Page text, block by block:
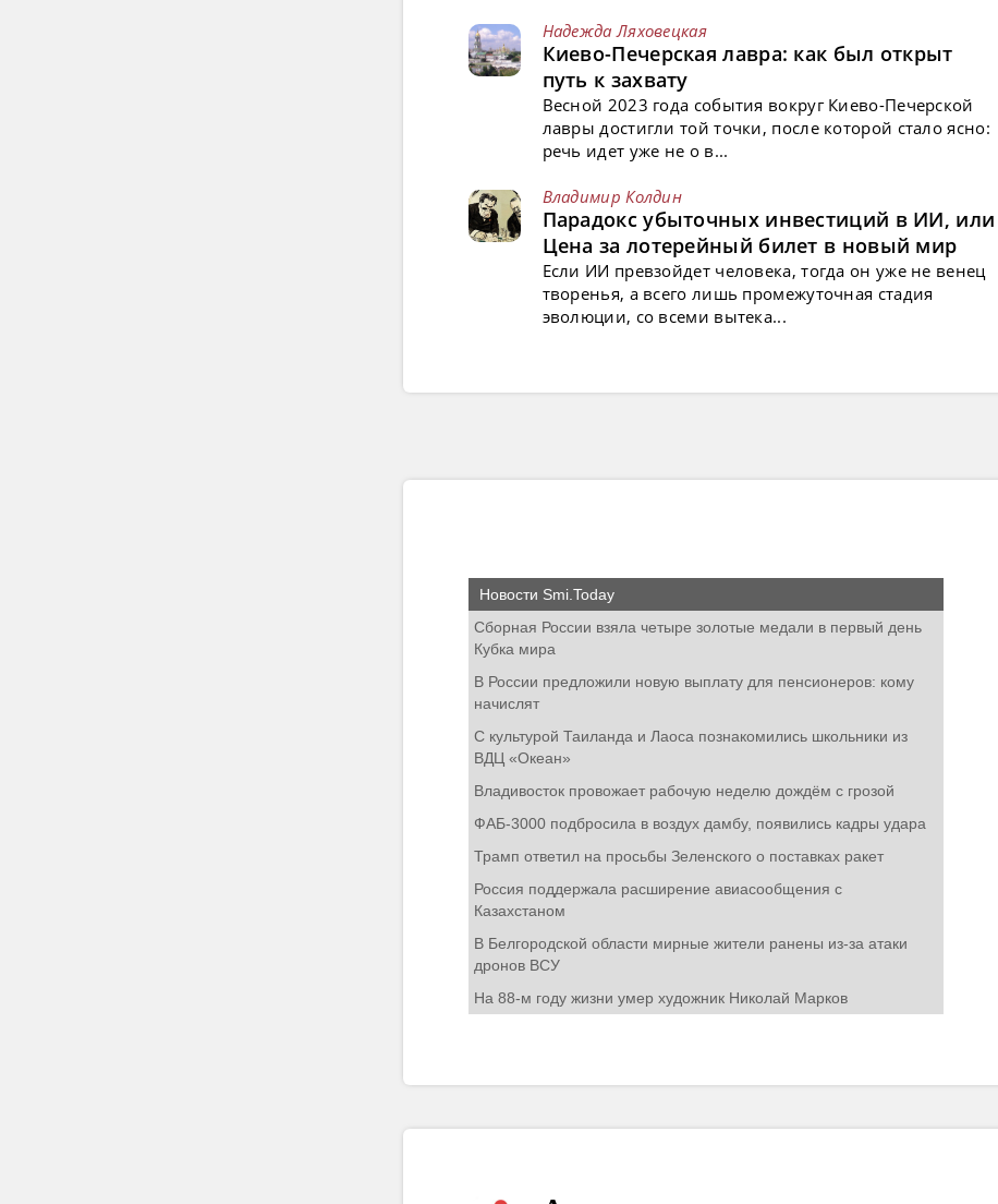
Надежда Ляховецкая
Киево-Печерская лавра: как был открыт
путь к захвату
Весной 2023 года события вокруг Киево-Печерской
лавры достигли той точки, после которой стало ясно:
речь идет уже не о в...
Владимир Колдин
Парадокс убыточных инвестиций в ИИ, или
Цена за лотерейный билет в новый мир
Если ИИ превзойдет человека, тогда он уже не венец
творенья, а всего лишь промежуточная стадия
эволюции, со всеми вытека...